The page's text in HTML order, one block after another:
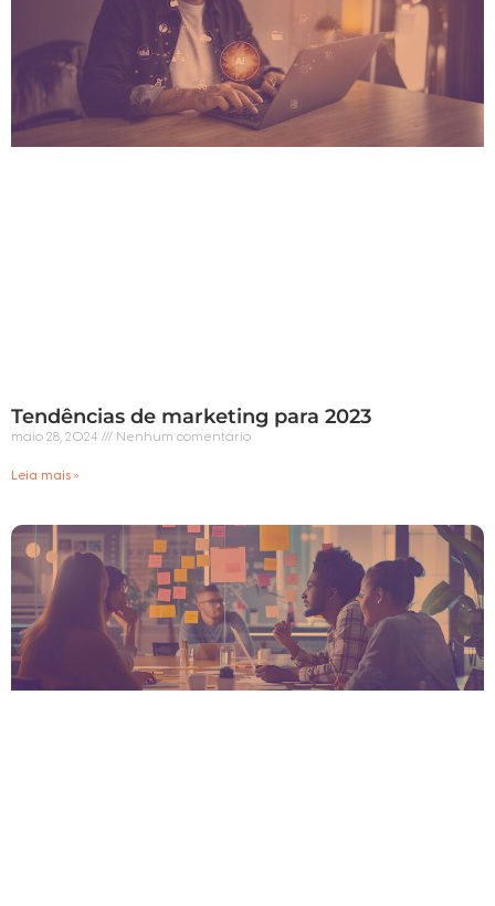
Tendências de marketing para 2023
maio 28, 2024 Nenhum comentário
Leia mais »